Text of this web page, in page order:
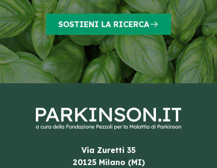
SOSTIENI LA RICERCA
Via Zuretti 35
20125 Milano (MI)